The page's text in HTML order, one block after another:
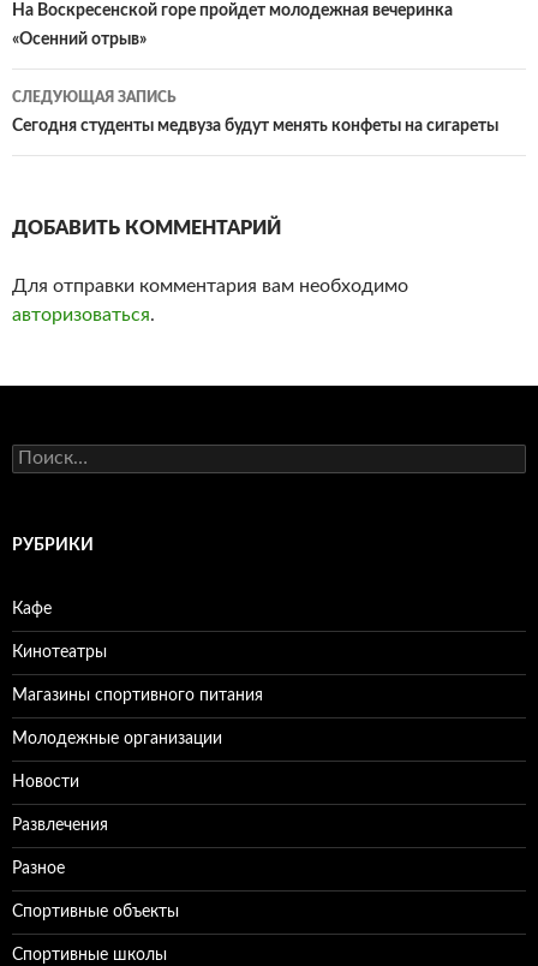
Навигация
записям
На Воскресенской горе пройдет молодежная вечеринка
«Осенний отрыв»
СЛЕДУЮЩАЯ ЗАПИСЬ
Сегодня студенты медвуза будут менять конфеты на сигареты
ДОБАВИТЬ КОММЕНТАРИЙ
Для отправки комментария вам необходимо
авторизоваться.
Н
а
иРУБРИКИ
Кафе
Кинотеатры
Магазины спортивного питания
Молодежные организации
Новости
Развлечения
Разное
Спортивные объекты
Спортивные школы